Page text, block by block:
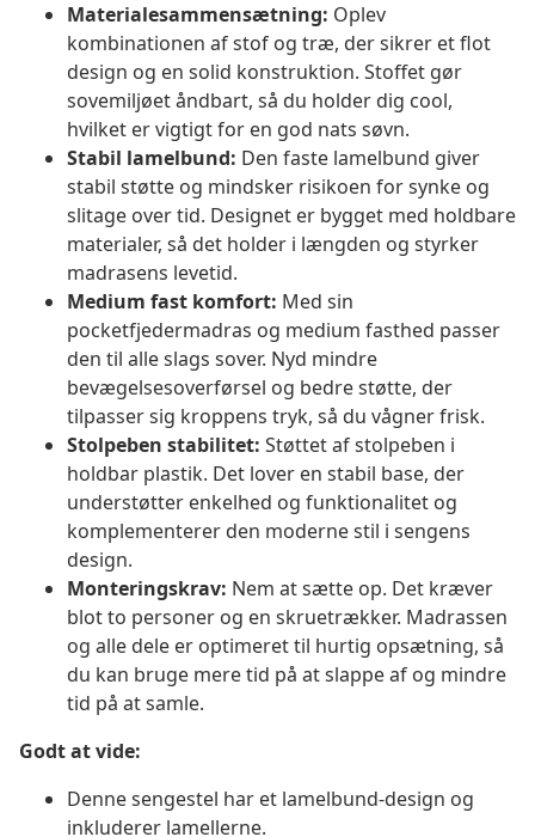
Materialesammensætning: Oplev
kombinationen af stof og træ, der sikrer et flot
design og en solid konstruktion. Stoffet gør
sovemiljøet åndbart, så du holder dig cool,
hvilket er vigtigt for en god nats søvn.
Stabil lamelbund: Den faste lamelbund giver
stabil støtte og mindsker risikoen for synke og
slitage over tid. Designet er bygget med holdbare
materialer, så det holder i længden og styrker
madrasens levetid.
Medium fast komfort: Med sin
pocketfjedermadras og medium fasthed passer
den til alle slags sover. Nyd mindre
bevægelsesoverførsel og bedre støtte, der
tilpasser sig kroppens tryk, så du vågner frisk.
Stolpeben stabilitet: Støttet af stolpeben i
holdbar plastik. Det lover en stabil base, der
understøtter enkelhed og funktionalitet og
komplementerer den moderne stil i sengens
design.
Monteringskrav: Nem at sætte op. Det kræver
blot to personer og en skruetrækker. Madrassen
og alle dele er optimeret til hurtig opsætning, så
du kan bruge mere tid på at slappe af og mindre
tid på at samle.
Godt at vide:
Denne sengestel har et lamelbund-design og
inkluderer lamellerne.